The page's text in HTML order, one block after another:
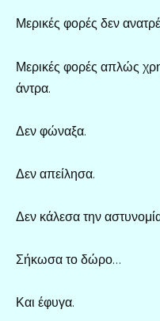
Μερικές φορές δεν
Μερικές φορές απλώς
άντρα.
Δεν φώναξα.
Δεν απείλησα.
Δεν κάλεσα την
Σήκωσα το δώρο…
Και έφυγα.